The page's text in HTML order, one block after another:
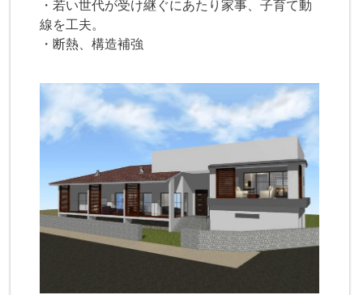
・若い世代が受け継ぐにあたり家事、子育て動
線を工夫。
・断熱、構造補強